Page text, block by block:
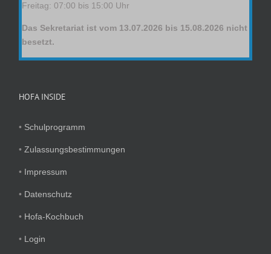
Freitag: 07:00 bis 15:00 Uhr
Das Sekretariat ist vom 13.07.2026 bis 15.08.2026 nicht
besetzt.
HOFA INSIDE
• Schulprogramm
•Zulassungsbestimmungen
• Impressum
• Datenschutz
• Hofa-Kochbuch
• Login